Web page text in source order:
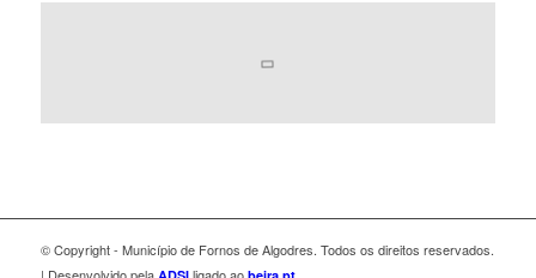
© Copyright - Município de Fornos de Algodres. Todos os direitos reservados.